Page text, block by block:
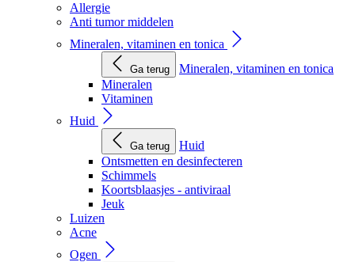
Allergie
Anti tumor middelen
Mineralen, vitaminen en tonica
Ga terug
Mineralen, vitaminen en tonica
Mineralen
Vitaminen
Huid
Ga terug
Huid
Ontsmetten en desinfecteren
Schimmels
Koortsblaasjes - antiviraal
Jeuk
Luizen
Acne
Ogen